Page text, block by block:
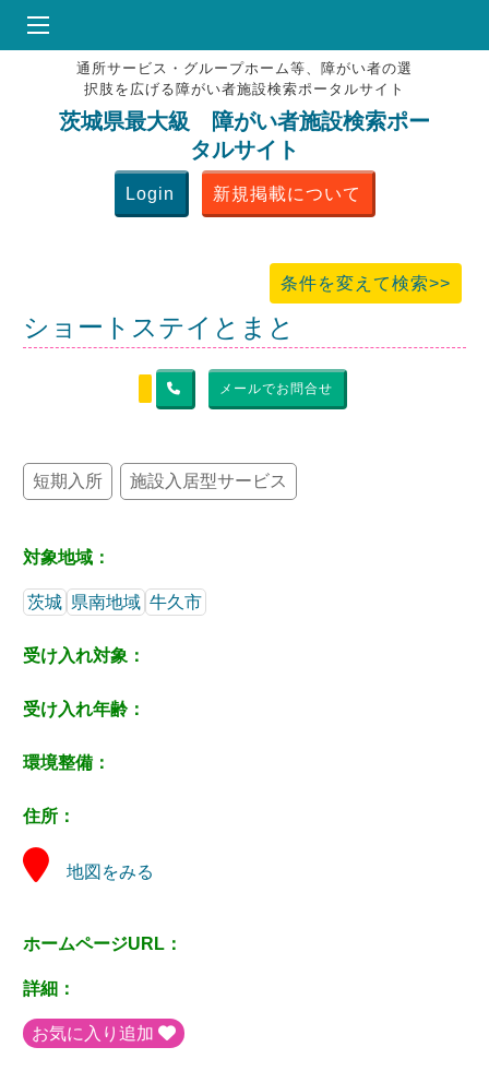
HOME
♥お気にりブックマーク
掲載会員MENU
よくある質問
通所サービス・グループホーム等、障がい者の選
択肢を広げる障がい者施設検索ポータルサイト
茨城県最大級 障がい者施設検索ポー
タルサイト
Login 新規掲載について
条件を変えて検索>>
ショートステイとまと
メールでお問合せ
短期入所 施設入居型サービス
対象地域：
茨城 県南地域 牛久市
受け入れ対象：
受け入れ年齢：
環境整備：
住所：
地図をみる
ホームページURL：
詳細：
お気に入り追加